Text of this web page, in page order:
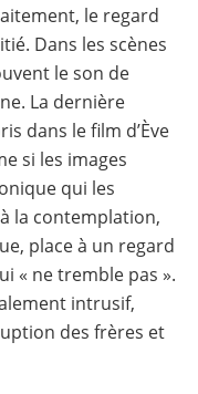
le regard
Dans les scènes
le son de
La dernière
dans le film d’Ève
si les images
qui les
la contemplation,
place à un regard
« ne tremble pas ».
intrusif,
des frères et